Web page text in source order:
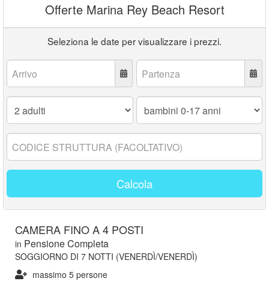
Offerte Marina Rey Beach Resort
Seleziona le date per visualizzare i prezzi.
Arrivo: Partenza:
Adulti:
Bambini
17
Codice
struttura:
Calcola
CAMERA FINO A 4 POSTI
in Pensione Completa
SOGGIORNO DI 7 NOTTI (VENERDÌ/VENERDÌ)
massimo 5 persone